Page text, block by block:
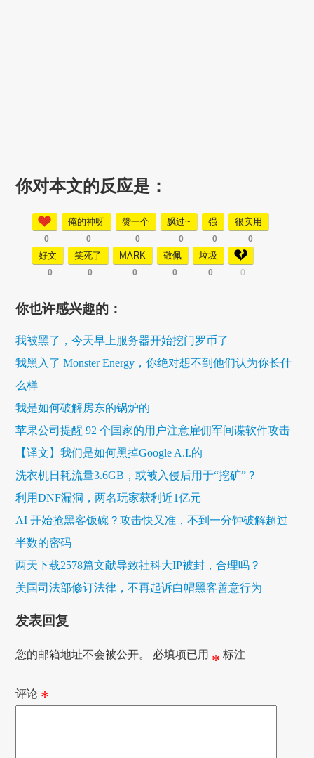
你对本文的反应是：
0
俺的神呀
0
赞一个
0
飘过~
0
强
0
很实用
0
好文
0
笑死了
0
MARK
0
敬佩
0
垃圾
0 0
你也许感兴趣的：
我被黑了，今天早上服务器开始挖门罗币了
我黑入了 Monster Energy，你绝对想不到他们认为你长什
么样
我是如何破解房东的锅炉的
苹果公司提醒 92 个国家的用户注意雇佣军间谍软件攻击
【译文】我们是如何黑掉Google A.I.的
洗衣机日耗流量3.6GB，或被入侵后用于“挖矿”？
利用DNF漏洞，两名玩家获利近1亿元
AI 开始抢黑客饭碗？攻击快又准，不到一分钟破解超过
半数的密码
两天下载2578篇文献导致社科大IP被封，合理吗？
美国司法部修订法律，不再起诉白帽黑客善意行为
发表回复
您的邮箱地址不会被公开。 必填项已用 * 标注
评论 *